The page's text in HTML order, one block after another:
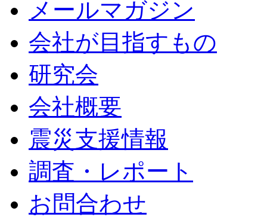
メールマガジン
会社が目指すもの
研究会
会社概要
震災支援情報
調査・レポート
お問合わせ